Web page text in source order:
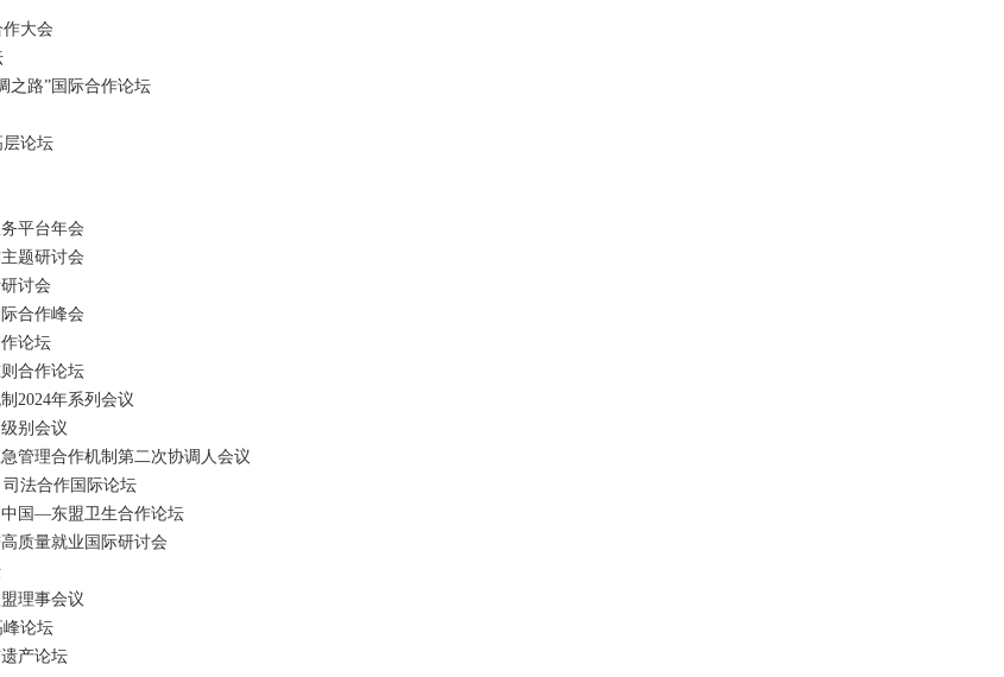
大会
路”国际合作论坛
论坛
平台年会
题研讨会
讨会
合作峰会
论坛
合作论坛
2024年系列会议
别会议
管理合作机制第二次协调人会议
法合作国际论坛
国—东盟卫生合作论坛
质量就业国际研讨会
理事会议
论坛
产论坛